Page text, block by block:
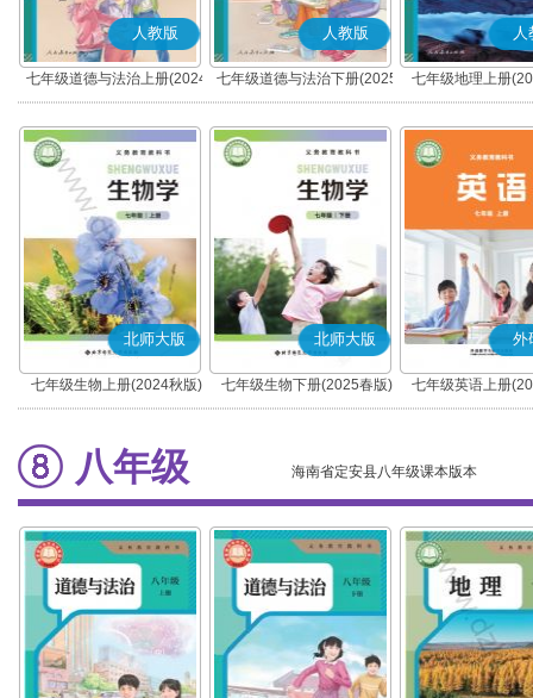
人教版
七年级道德与法治上册(2024
秋版)(部编版)
人教版
七年级道德与法治下册(2025
春版)(部编版)
人
七年级地理上册
北师大版
七年级生物上册(2024秋版)
北师大版
七年级生物下册(2025春版)
外
七年级英语上册
八年级 海南省定安县八年级课本版本